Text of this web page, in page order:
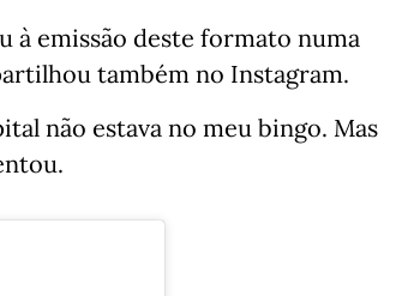
à emissão deste formato numa
também no Instagram.
não estava no meu bingo. Mas